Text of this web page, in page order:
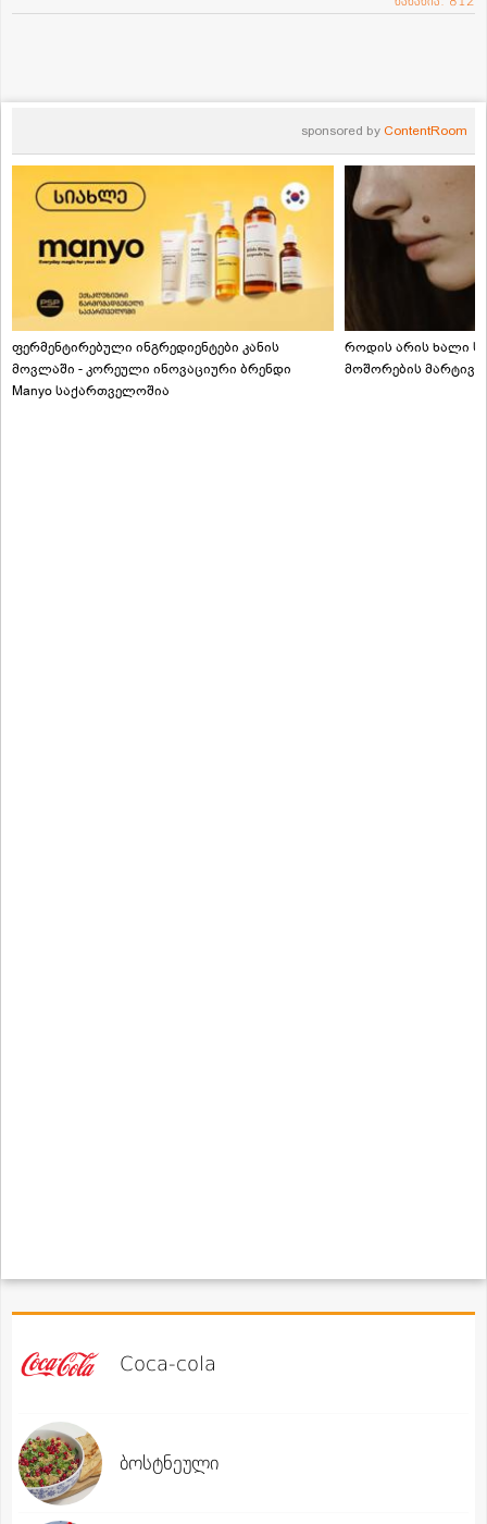
sponsored by ContentRoom
ფერმენტირებული ინგრედიენტები კანის
მოვლაში - კორეული ინოვაციური ბრენდი
Manyo საქართველოშია
როდის არის ხალი
მოშორების
Coca-cola
ბოსტნეული